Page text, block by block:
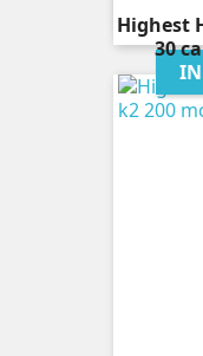
Highest
30